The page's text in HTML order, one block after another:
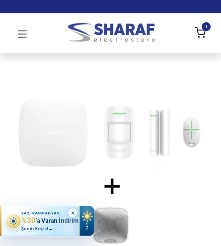
0
YAZ KAMPANYASI
%30'a Varan İndirim
Şimdi Keşfet→ YAZ
×